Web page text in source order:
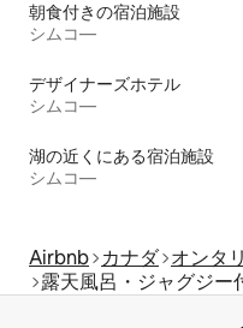
朝食付きの宿泊施設
シムコ―
デザイナーズホテル
シムコ―
湖の近くにある宿泊施設
シムコ―
Airbnb カナダ オンタ
露天風呂・ジャグジー